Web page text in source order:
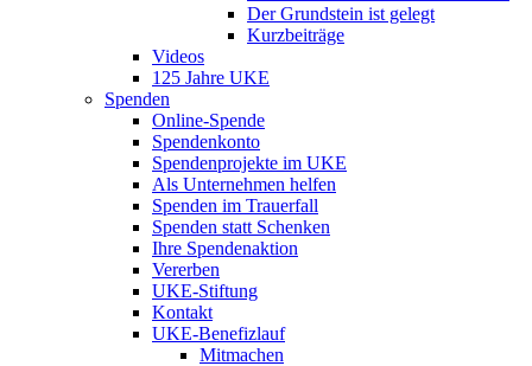
Der Grundstein ist gelegt
Kurzbeiträge
Videos
125 Jahre UKE
Spenden
Online-Spende
Spendenkonto
Spendenprojekte im UKE
Als Unternehmen helfen
Spenden im Trauerfall
Spenden statt Schenken
Ihre Spendenaktion
Vererben
UKE-Stiftung
Kontakt
UKE-Benefizlauf
Mitmachen